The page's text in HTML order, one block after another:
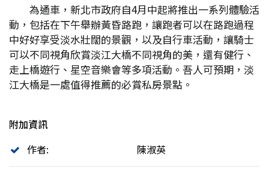
為通車，新北市政府自4月中起將推出一系列體驗活
動，包括在下午舉辦黃昏路跑，讓跑者可以在路跑過程
中好好享受淡水壯闊的景觀，以及自行車活動，讓騎士
可以不同視角欣賞淡江大橋不同視角的美，還有健行、
走上橋遊行、星空音樂會等多項活動。吾人可預期，淡
江大橋是一處值得推薦的必賞私房景點。
附加資訊
作者:
陳淑英